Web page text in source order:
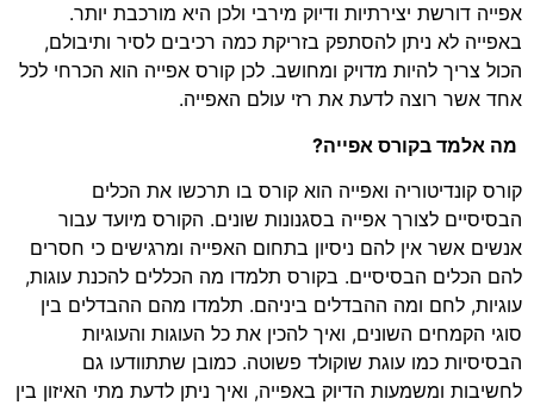
אפייה דורשת יצירתיות ודיוק מירבי ולכן היא מורכבת יותר.
באפייה לא ניתן להסתפק בזריקת כמה רכיבים לסיר ותיבולם,
הכול צריך להיות מדויק ומחושב. לכן קורס אפייה הוא הכרחי לכל
אחד אשר רוצה לדעת את רזי עולם האפייה.
מה אלמד בקורס אפייה?
קורס קונדיטוריה ואפייה הוא קורס בו תרכשו את הכלים
הבסיסיים לצורך אפייה בסגנונות שונים. הקורס מיועד עבור
אנשים אשר אין להם ניסיון בתחום האפייה ומרגישים כי חסרים
להם הכלים הבסיסיים. בקורס תלמדו מה הכללים להכנת עוגות,
עוגיות, לחם ומה ההבדלים ביניהם. תלמדו מהם ההבדלים בין
סוגי הקמחים השונים, ואיך להכין את כל העוגות והעוגיות
הבסיסיות כמו עוגת שוקולד פשוטה. כמובן שתתוודעו גם
לחשיבות ומשמעות הדיוק באפייה, ואיך ניתן לדעת מתי האיזון בין